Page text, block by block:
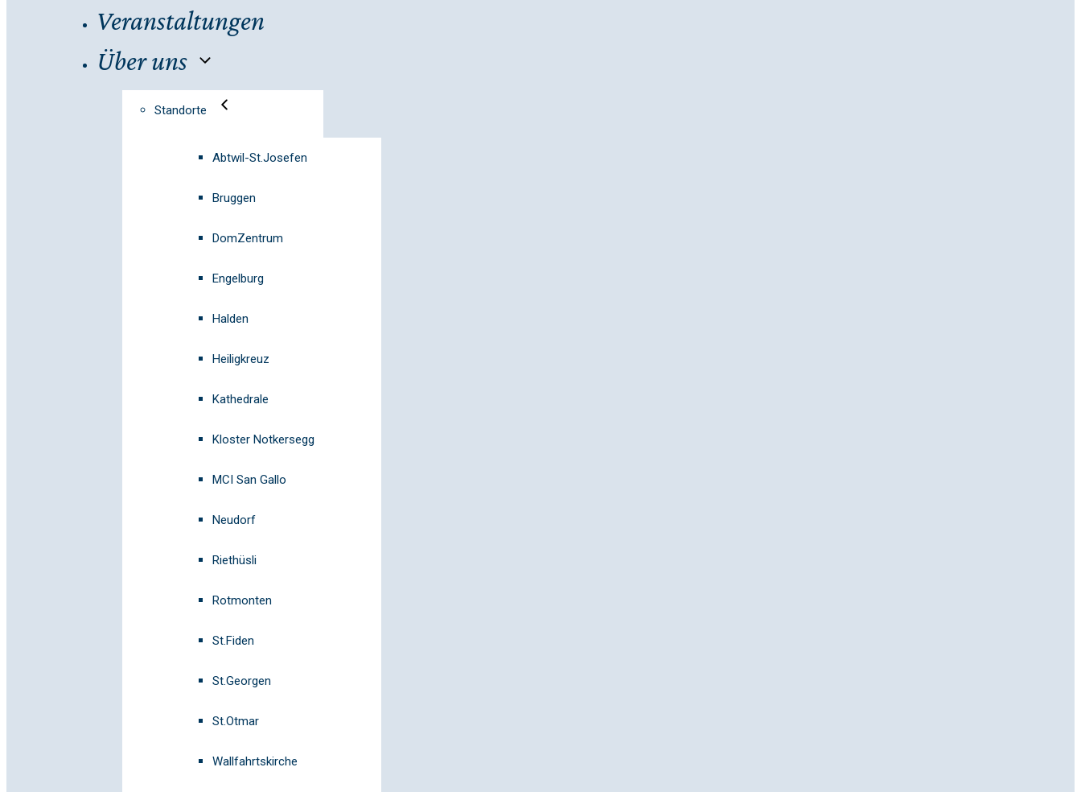
Veranstaltungen
Über uns
Standorte
Abtwil-St.Josefen
Bruggen
DomZentrum
Engelburg
Halden
Heiligkreuz
Kathedrale
Kloster Notkersegg
MCI San Gallo
Neudorf
Riethüsli
Rotmonten
St.Fiden
St.Georgen
St.Otmar
Wallfahrtskirche